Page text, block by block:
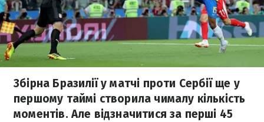
Збірна Бразилії у матчі проти Сербії ще у
першому таймі створила чималу кількість
моментів. Але відзначитися за перші 45